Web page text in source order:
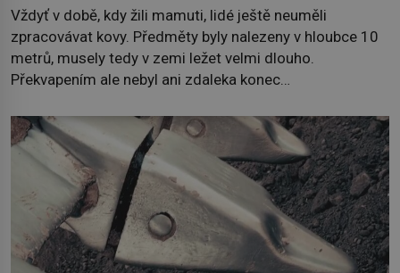
Vždyť v době, kdy žili mamuti, lidé ještě neuměli
zpracovávat kovy. Předměty byly nalezeny v hloubce 10
metrů, musely tedy v zemi ležet velmi dlouho.
Překvapením ale nebyl ani zdaleka konec…